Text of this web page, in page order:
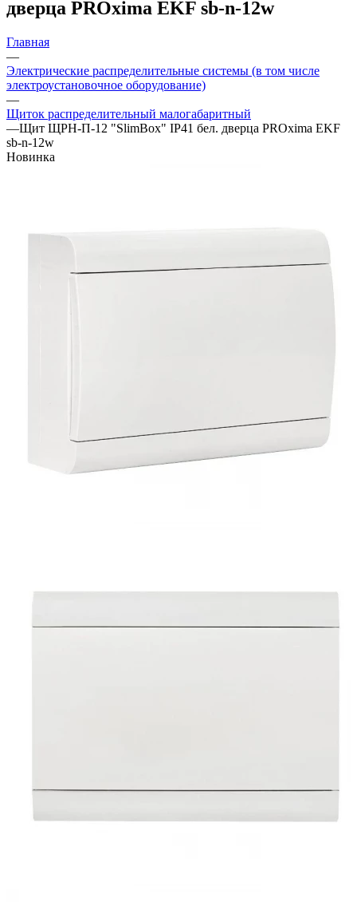
дверца PROxima EKF sb-n-12w
Главная
—
Электрические распределительные системы (в том числе
электроустановочное оборудование)
—
Щиток распределительный малогабаритный
—Щит ЩРН-П-12 "SlimBox" IP41 бел. дверца PROxima EKF
sb-n-12w
Новинка